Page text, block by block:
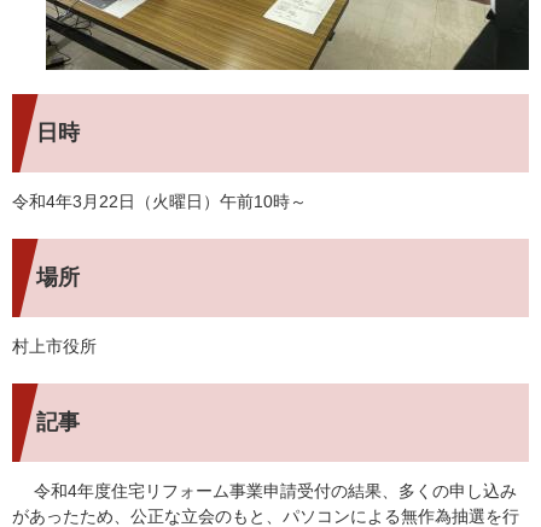
日時
令和4年3月22日（火曜日）午前10時～
場所
村上市役所
記事
令和4年度住宅リフォーム事業申請受付の結果、多くの申し込み
があったため、公正な立会のもと、パソコンによる無作為抽選を行